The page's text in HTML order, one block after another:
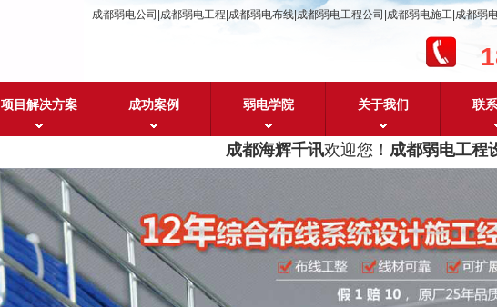
成都弱电公司|成都弱电工程|成都弱电布线|成都弱电工程公司|成都弱电施工|成都弱
项目解决方案 成功案例 弱电学院 关于我们 联
成都海辉千讯欢迎您！ 成都弱电工程